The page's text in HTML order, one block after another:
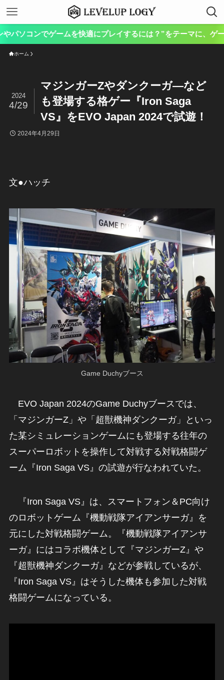
を快適にプレイするには？”をテーマに、ゲーム向けのハード
ホーム
マジンガーZやダンクーガ―など
も登場する格ゲー『Iron Saga
VS』をEVO Japan 2024で試遊！
2024
4/29
2024年4月29日
文●ハッチ
Game Duchyブース
EVO Japan 2024のGame Duchyブースでは、
「マジンガーZ」や「超獣機神ダンクーガ」といっ
た某シミュレーションゲームにも登場する往年の
スーパーロボットを操作して対戦する対戦格闘ゲ
ーム『Iron Saga VS』の試遊が行なわれていた。
『Iron Saga VS』は、スマートフォン＆PC向け
のロボットゲーム『機動戦隊アイアンサーガ』を
元にした対戦格闘ゲーム。『機動戦隊アイアンサ
ーガ』にはコラボ機体として『マジンガーZ』や
『超獣機神ダンクーガ』などが参戦しているが、
『Iron Saga VS』はそうした機体も参加した対戦
格闘ゲームになっている。